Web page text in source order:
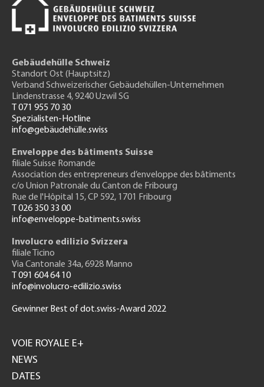
Gebäudehülle Schweiz
Standort Ost (Hauptsitz)
Verband Schweizerischer Gebäudehüllen-Unternehmen
Lindenstrasse 4, 9240 Uzwil SG
T 071 955 70 30
Spezialisten-Hotline
info@gebäudehülle.swiss
Enveloppe des bâtiments Suisse
filiale Suisse Romande
Association des entrepreneurs d’enveloppe des bâtiments
c/o Union Patronale du Canton de Fribourg
Rue de l'Hôpital 15, CP 592, 1701 Fribourg
T 026 350 33 00
info@enveloppe-batiments.swiss
Involucro edilizio Svizzera
filiale Ticino
Via Cantonale 34a, 6928 Manno
T 091 604 64 10
info@involucro-edilizio.swiss
Gewinner Best of dot.swiss-Award 2022
GH
VOIE ROYALE E+
NEWS
DATES